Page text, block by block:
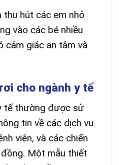
thu hút các em nhỏ
vào các bé nhiều
cảm giác an tâm và
cho ngành y tế
tế thường được sử
tin về các dịch vụ
viện, và các chiến
Một mẫu thiết